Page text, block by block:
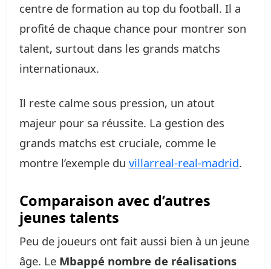
centre de formation au top du football. Il a
profité de chaque chance pour montrer son
talent, surtout dans les grands matchs
internationaux.
Il reste calme sous pression, un atout
majeur pour sa réussite. La gestion des
grands matchs est cruciale, comme le
montre l’exemple du villarreal-real-madrid.
Comparaison avec d’autres
jeunes talents
Peu de joueurs ont fait aussi bien à un jeune
âge. Le Mbappé nombre de réalisations